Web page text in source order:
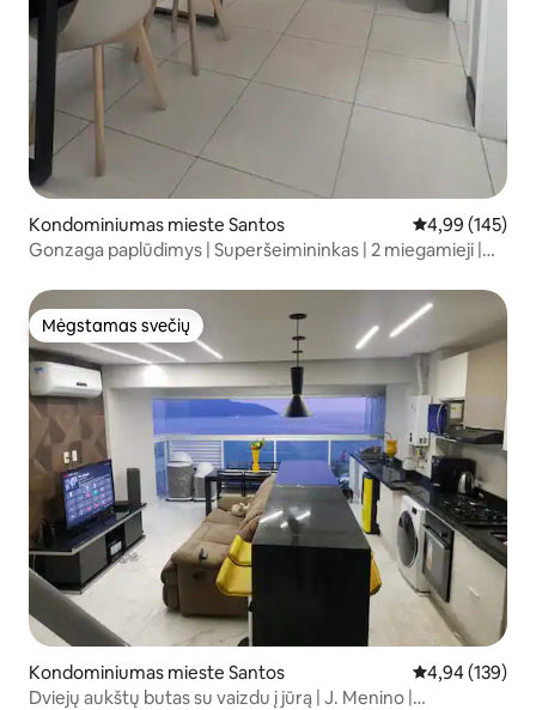
Kondominiumas mieste Santos Vidutinis
4,99 (145)
Gonzaga paplūdimys | Superšeimininkas | 2 miegamieji |
Mėgstamas svečių
Mėgstamas svečių
Kondominiumas mieste Santos Vidutinis
4,94 (139)
Dviejų aukštų butas su vaizdu į jūrą | J. Menino |